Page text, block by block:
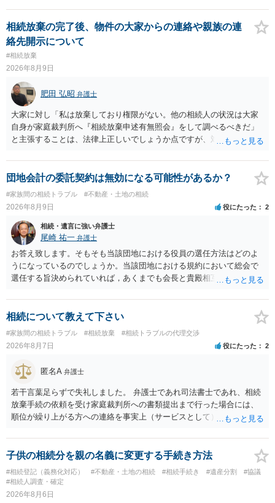
相続放棄の完了後、物件の大家からの連絡や親族の連
絡先開示について
#相続放棄
2026年8月9日
肥田 弘昭 弁護士
大家に対し「私は放棄しており権限がない。他の相続人の状況は大家
自身が家庭裁判所へ『相続放棄申述有無照会』をして調べるべきだ」
と主張することは、法律上正しいでしょうか点ですが、対応としては
のは危険であること、利害関係人の大家としては、相続人を調査し
て、相続の有無や相続するのであれば退去等の話をその者とするのが
団地会計の委託契約は無効になる可能性があるか？
#家族間の相続トラブル #不動産・土地の相続
2026年8月9日 役にたった 2
相続・遺言に強い弁護士
尾崎 祐一 弁護士
お答え致します。そもそも当該団地における役員の選任方法はどのよ
うになっているのでしょうか。当該団地における規約において総会で
選任する旨決められていれば，あくまでも会長と貴殿相互間における
し，団地と貴殿との委託契約は有効に成立しています。当該団地にお
ける役員の選任が会長の専権でできるのであれば，貴殿と会長との合
相続について教えて下さい
#家族間の相続トラブル #相続放棄 #相続トラブルの代理交渉
2026年8月7日 役にたった 2
匿名A 弁護士
若干言葉足らずで失礼しました。 弁護士であれ司法書士であれ、相続
放棄手続の依頼を受け家庭裁判所への書類提出まで行った場合には、
順位が繰り上がる方への連絡を事実上（サービスとして）行うことは
できない、という意味でした。
子供の相続分を親の名義に変更する手続き方法
#相続登記（義務化対応） #不動産・土地の相続 #相続手続き #遺産分割
#協議
#相続人調査・確定
2026年8月6日